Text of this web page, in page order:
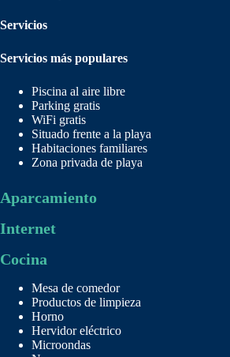
Servicios
Servicios más populares
Piscina al aire libre
Parking gratis
WiFi gratis
Situado frente a la playa
Habitaciones familiares
Zona privada de playa
Aparcamiento
Internet
Cocina
Mesa de comedor
Productos de limpieza
Horno
Hervidor eléctrico
Microondas